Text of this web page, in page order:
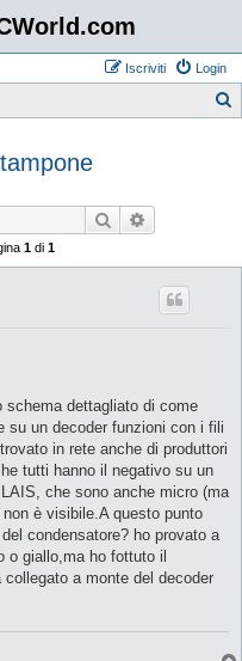
Login
Iscriviti
Cerca
1di 1
schema dettagliato di come
su un decoder funzioni con i fili
in rete anche di produttori
tutti hanno il negativo su un
che sono anche micro (ma
è visibile.A questo punto
condensatore? ho provato a
o giallo,ma ho fottuto il
a monte del decoder